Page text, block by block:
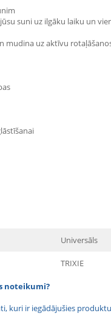
suni uz ilgāku laiku un
mudina uz aktīvu
Universāls
TRIXIE
noteikumi?
kuri ir iegādājušies